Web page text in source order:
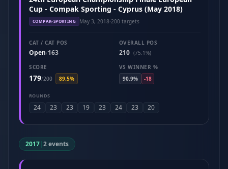
Cup - Compak Sporting - Cyprus (May 2018)
COMPAK-SPORTING May 3, 2018·200 targets
CAT / CAT POS
Open/163
OVERALL POS
210 (75.1%)
SCORE
179/200 89.5%
VS WINNER %
90.9%
-18
ROUNDS
24 23 23 19 23 24 23 20
2017|2 events